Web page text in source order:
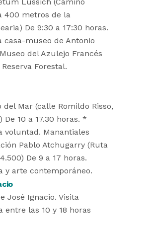
400 metros de la
De 9:30 a 17:30 horas.
casa-museo de Antonio
del Azulejo Francés
Forestal.
del Mar (calle Romildo Risso,
De 10 a 17.30 horas. *
voluntad. Manantiales
Pablo Atchugarry (Ruta
De 9 a 17 horas.
y arte contemporáneo.
José Ignacio. Visita
entre las 10 y 18 horas